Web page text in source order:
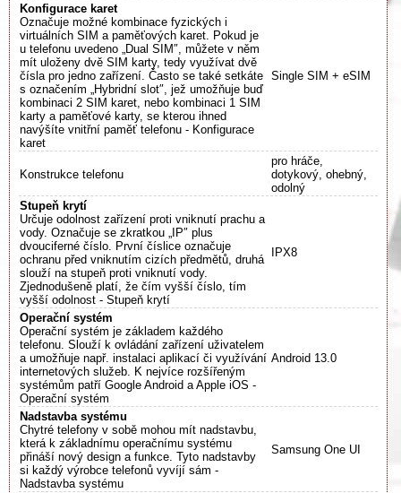
Konfigurace karet
Označuje možné kombinace fyzických i
virtuálních SIM a paměťových karet. Pokud je
u telefonu uvedeno „Dual SIM″, můžete v něm
mít uloženy dvě SIM karty, tedy využívat dvě
čísla pro jedno zařízení. Často se také setkáte
s označením „Hybridní slot″, jež umožňuje buď
kombinaci 2 SIM karet, nebo kombinaci 1 SIM
karty a paměťové karty, se kterou ihned
navýšíte vnitřní paměť telefonu - Konfigurace
karet
Single SIM + eSIM
Konstrukce telefonu
pro hráče,
dotykový, ohebný,
odolný
Stupeň krytí
Určuje odolnost zařízení proti vniknutí prachu a
vody. Označuje se zkratkou „IP″ plus
dvouciferné číslo. První číslice označuje
ochranu před vniknutím cizích předmětů, druhá
slouží na stupeň proti vniknutí vody.
Zjednodušeně platí, že čím vyšší číslo, tím
vyšší odolnost - Stupeň krytí
IPX8
Operační systém
Operační systém je základem každého
telefonu. Slouží k ovládání zařízení uživatelem
a umožňuje např. instalaci aplikací či využívání
internetových služeb. K nejvíce rozšířeným
systémům patří Google Android a Apple iOS -
Operační systém
Android 13.0
Nadstavba systému
Chytré telefony v sobě mohou mít nadstavbu,
která k základnímu operačnímu systému
přináší nový design a funkce. Tyto nadstavby
si každý výrobce telefonů vyvíjí sám -
Nadstavba systému
Samsung One UI